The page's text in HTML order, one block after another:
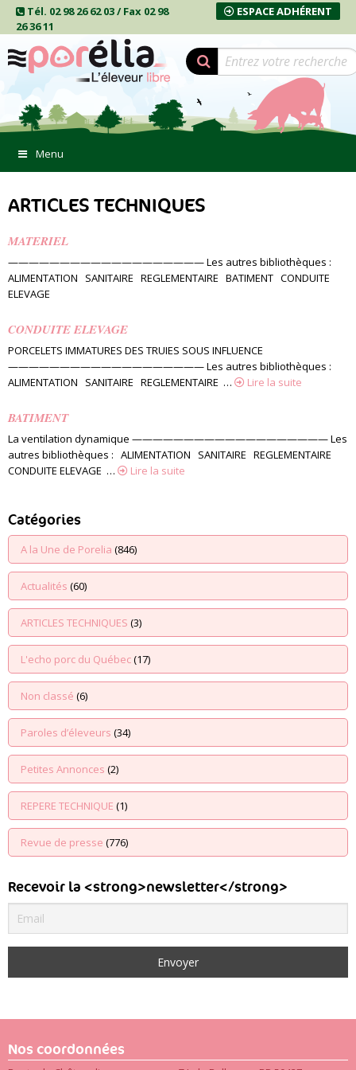
Tél. 02 98 26 62 03 / Fax 02 98
26 36 11
ESPACE ADHÉRENT
Menu
ARTICLES TECHNIQUES
MATERIEL
——————————————————— Les autres bibliothèques :
ALIMENTATION SANITAIRE REGLEMENTAIRE BATIMENT CONDUITE
ELEVAGE
CONDUITE ELEVAGE
PORCELETS IMMATURES DES TRUIES SOUS INFLUENCE
——————————————————— Les autres bibliothèques :
ALIMENTATION SANITAIRE REGLEMENTAIRE …
Lire la suite
BATIMENT
La ventilation dynamique ——————————————————— Les
autres bibliothèques : ALIMENTATION SANITAIRE REGLEMENTAIRE
CONDUITE ELEVAGE …
Lire la suite
Catégories
A la Une de Porelia (846)
Actualités (60)
ARTICLES TECHNIQUES (3)
L'echo porc du Québec(17)
Non classé (6)
Paroles d’éleveurs (34)
Petites Annonces (2)
REPERE TECHNIQUE (1)
Revue de presse (776)
Recevoir la <strong>newsletter</strong>
Nos coordonnées